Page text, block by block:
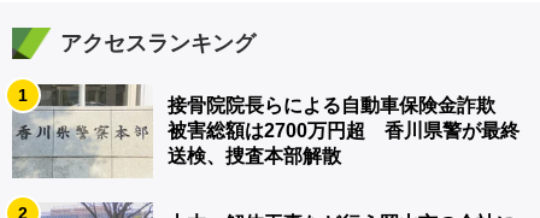
アクセスランキング
1
接骨院院長らによる自動車保険金詐欺
被害総額は2700万円超 香川県警が最終
送検、捜査本部解散
2